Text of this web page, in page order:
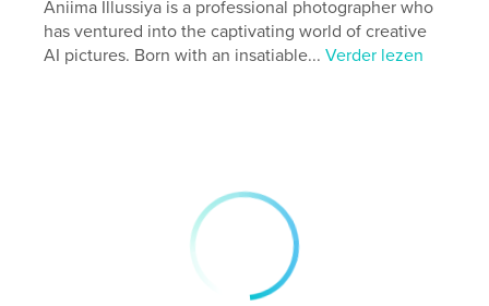
Aniima Illussiya is a professional photographer who
has ventured into the captivating world of creative
AI pictures. Born with an insatiable...Verder lezen